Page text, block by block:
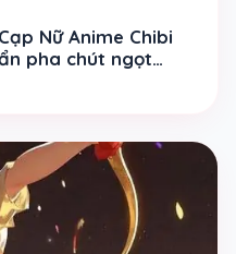
Nữ Anime Chibi
pha chút ngọt